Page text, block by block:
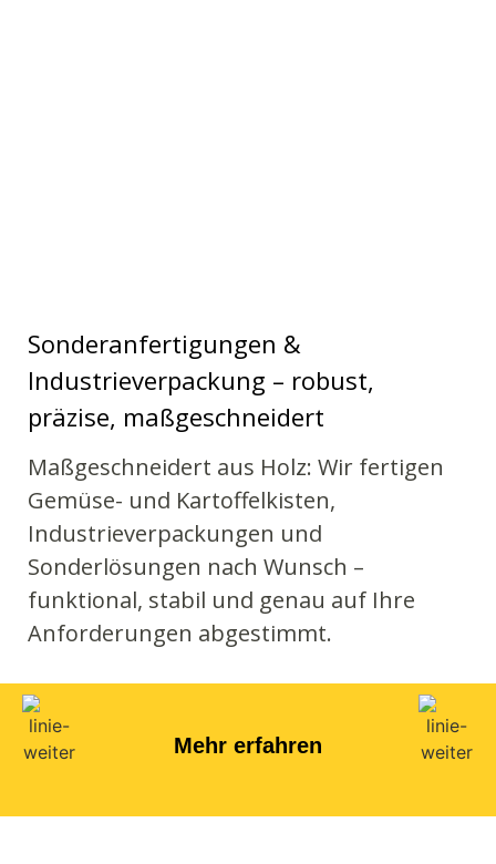
Sonderanfertigungen &
Industrieverpackung – robust,
präzise, maßgeschneidert
Maßgeschneidert aus Holz: Wir fertigen
Gemüse- und Kartoffelkisten,
Industrieverpackungen und
Sonderlösungen nach Wunsch –
funktional, stabil und genau auf Ihre
Anforderungen abgestimmt.
Mehr erfahren